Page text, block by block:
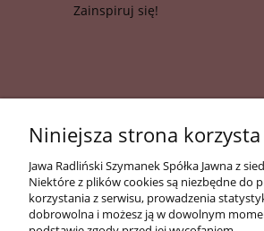
Zainspiruj się!
Niniejsza strona
Jawa Radliński Szymanek Spółka Jawna z
Niektóre z plików cookies są niezbędne do
korzystania z serwisu, prowadzenia
dobrowolna i możesz ją w dowolnym